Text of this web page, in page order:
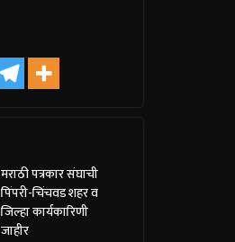
मराठी पत्रकार संघाची
पिंपरी-चिंचवड शहर व
जिल्हा कार्यकारिणी
जाहीर